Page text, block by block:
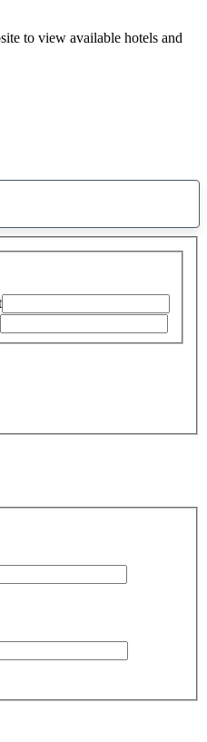
to view available hotels and
suggestion
trouvée